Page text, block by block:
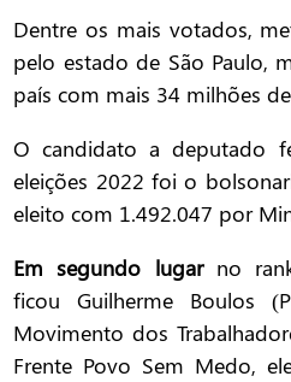
Dentre os mais votados,
pelo estado de São Paulo,
país com mais 34 milhões
O candidato a deputado
eleições 2022 foi o
eleito com 1.492.047 por
Em segundo lugarno
ficou Guilherme Boulos
Movimento dos
Frente Povo Sem Medo,